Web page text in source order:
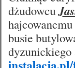
dżudowcu
busie